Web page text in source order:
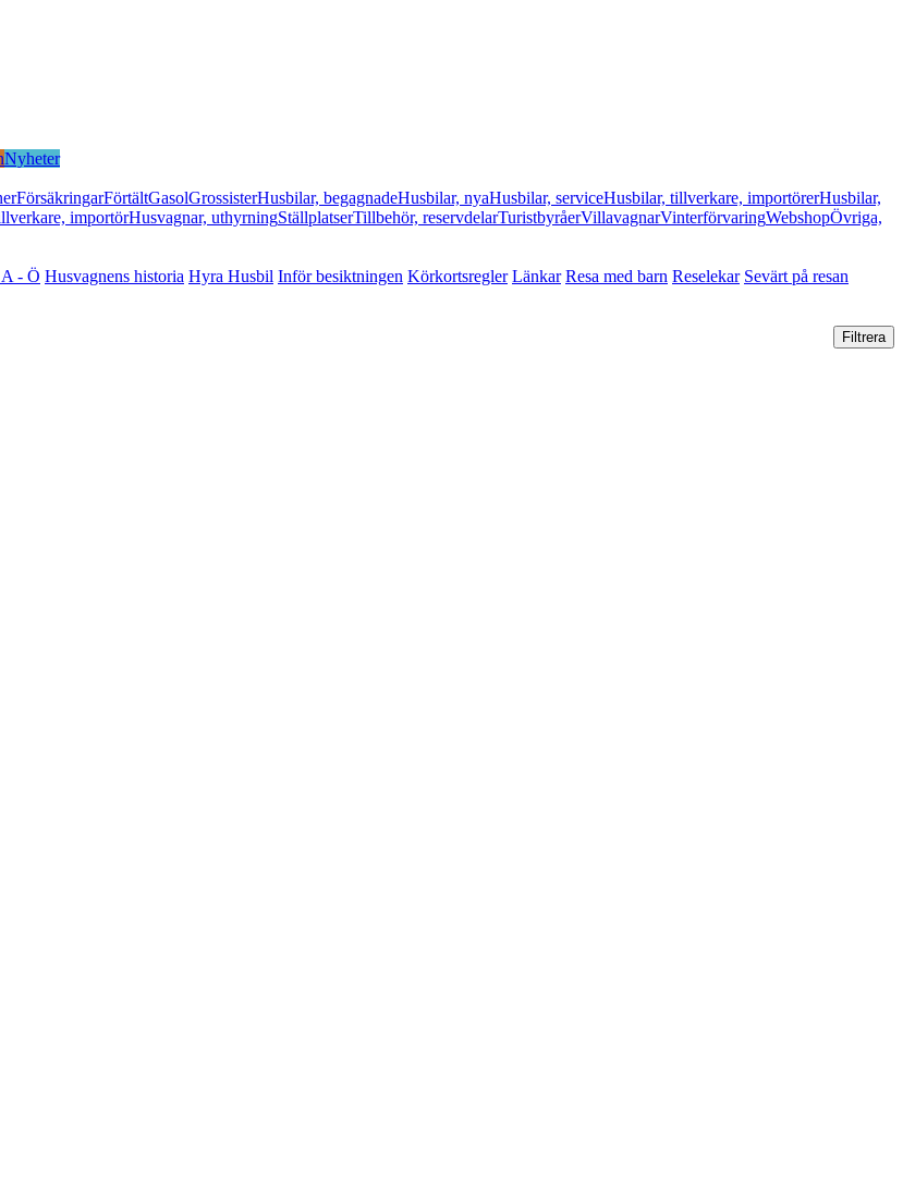
Nyheter
FörsäkringarFörtältGasolGrossisterHusbilar, begagnadeHusbilar, nyaHusbilar, serviceHusbilar, tillverkare, importörerHusbilar,
importörHusvagnar, uthyrningStällplatserTillbehör, reservdelarTuristbyråerVillavagnarVinterförvaringWebshopÖvriga,
- Ö Husvagnens historia Hyra Husbil Inför besiktningen Körkortsregler Länkar Resa med barn Reselekar Sevärt på resan